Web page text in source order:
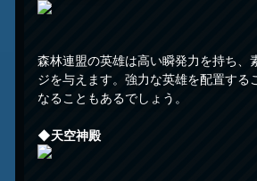
森林連盟の英雄は高い瞬発力を持ち、
ジを与えます。強力な英雄を配置する
なることもあるでしょう。
◆天空神殿